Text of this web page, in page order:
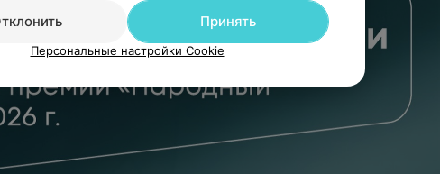
Принять
Персональные настройки Cookie